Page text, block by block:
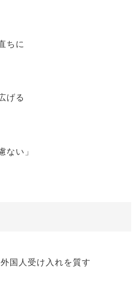
ちに
げる
ない」
国人受け入れを質す